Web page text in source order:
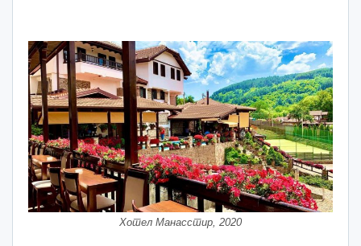
Хотел Манасстир, 2020